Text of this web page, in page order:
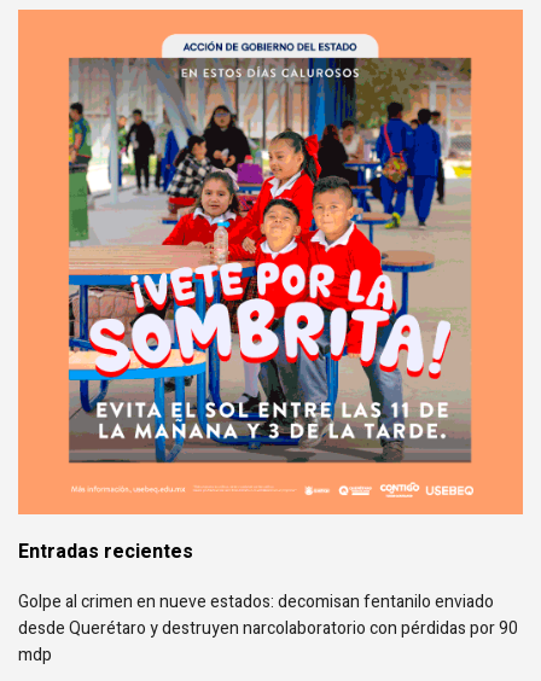
Entradas recientes
Golpe al crimen en nueve estados: decomisan fentanilo enviado
desde Querétaro y destruyen narcolaboratorio con pérdidas por 90
mdp